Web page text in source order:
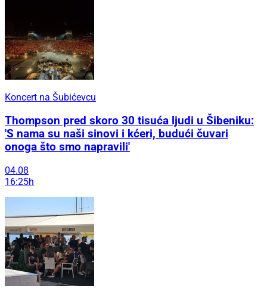
Koncert na Šubićevcu
Thompson pred skoro 30 tisuća ljudi u Šibeniku:
'S nama su naši sinovi i kćeri, budući čuvari
onoga što smo napravili'
04.08
16:25h